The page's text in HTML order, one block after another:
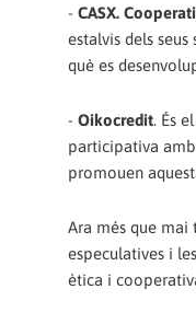
- CASX.
estalvis dels
què es
- Oikocredit. És
participativa amb
promouen
Ara més que mai
especulatives i
ètica i